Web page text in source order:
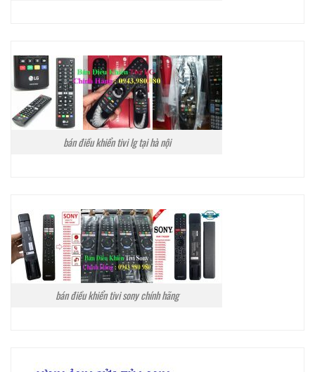
bán điều khiển tivi lg tại hà nội
bán điều khiển tivi sony chính hãng